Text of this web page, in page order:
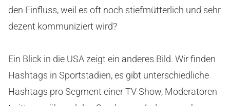
den Einfluss, weil es oft noch stiefmütterlich und sehr
dezent kommuniziert wird?
Ein Blick in die USA zeigt ein anderes Bild. Wir finden
Hashtags in Sportstadien, es gibt unterschiedliche
Hashtags pro Segment einer TV Show, Moderatoren